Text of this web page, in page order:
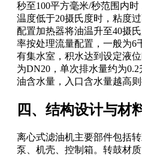
秒至100平方毫米/秒范围内
温度低于20摄氏度时，粘度
配置加热器将油温升至40摄
率按处理流量配置，一般为6
有集水室，积水达到设定液
为DN20，单次排水量约为
油含水量，入口含水量越高则
四、结构设计与材
离心式滤油机主要部件包括
泵、机壳、控制箱。转鼓材